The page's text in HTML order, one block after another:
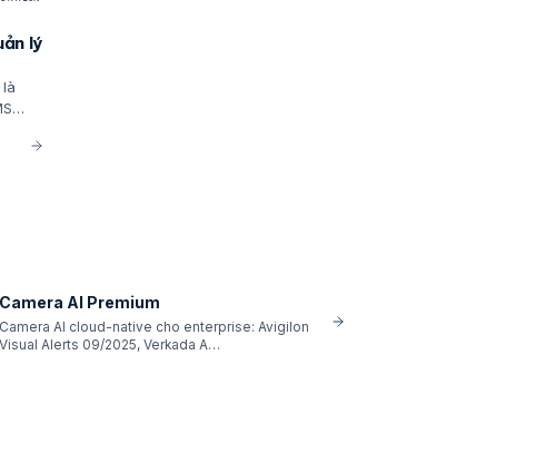
lý
là
chủ
Camera AI Premium
Camera AI cloud-native cho enterprise: Avigilon
Visual Alerts 09/2025, Verkada A…